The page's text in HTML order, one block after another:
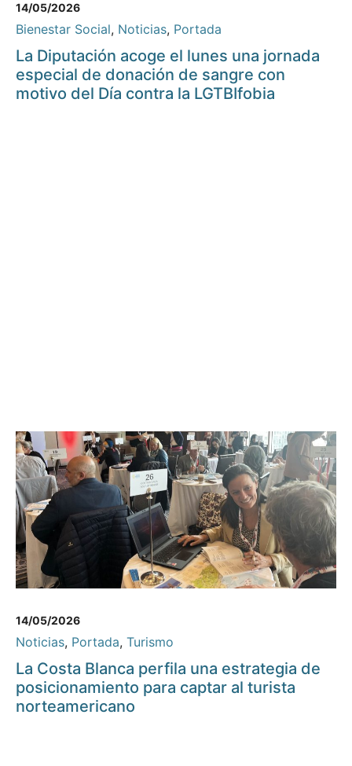
14/05/2026
Bienestar Social, Noticias, Portada
La Diputación acoge el lunes una jornada
especial de donación de sangre con
motivo del Día contra la LGTBIfobia
14/05/2026
Noticias, Portada, Turismo
La Costa Blanca perfila una estrategia de
posicionamiento para captar al turista
norteamericano